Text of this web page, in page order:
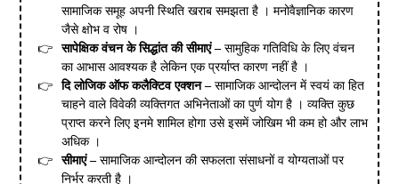
सामाजिक समूह अपनी स्थिति खराब समझता है । मनोवैज्ञानिक कारण
जैसे क्षोभ व रोष ।
सापेक्षिक वंचन के सिद्धांत की सीमाएं – सामुहिक गतिविधि के लिए वंचन
का आभास आवश्यक है लेकिन एक प्रर्याप्त कारण नहीं है ।
दि लोजिक ऑफ कलैक्टिव एक्शन –सामाजिक आन्दोलन में स्वयं का हित
चाहने वाले विवेकी व्यक्तिगत अभिनेताओं का पुर्ण योग है । व्यक्ति कुछ
प्राप्त करने लिए इनमे शामिल होगा उसे इसमें जोखिम भी कम हो और लाभ
अधिक ।
सीमाएं – सामाजिक आन्दोलन की सफलता संसाधनों व योग्यताओं पर
निर्भर करती है ।